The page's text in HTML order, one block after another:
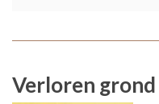
Verloren grond